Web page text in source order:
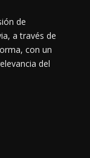
de
a través de
con un
del